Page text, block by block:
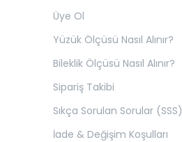
Üye Ol
Yüzük Ölçüsü Nasıl Alınır?
Bileklik Ölçüsü Nasıl Alınır?
Sipariş Takibi
Sıkça Sorulan Sorular (SSS)
İade & Değişim Koşulları